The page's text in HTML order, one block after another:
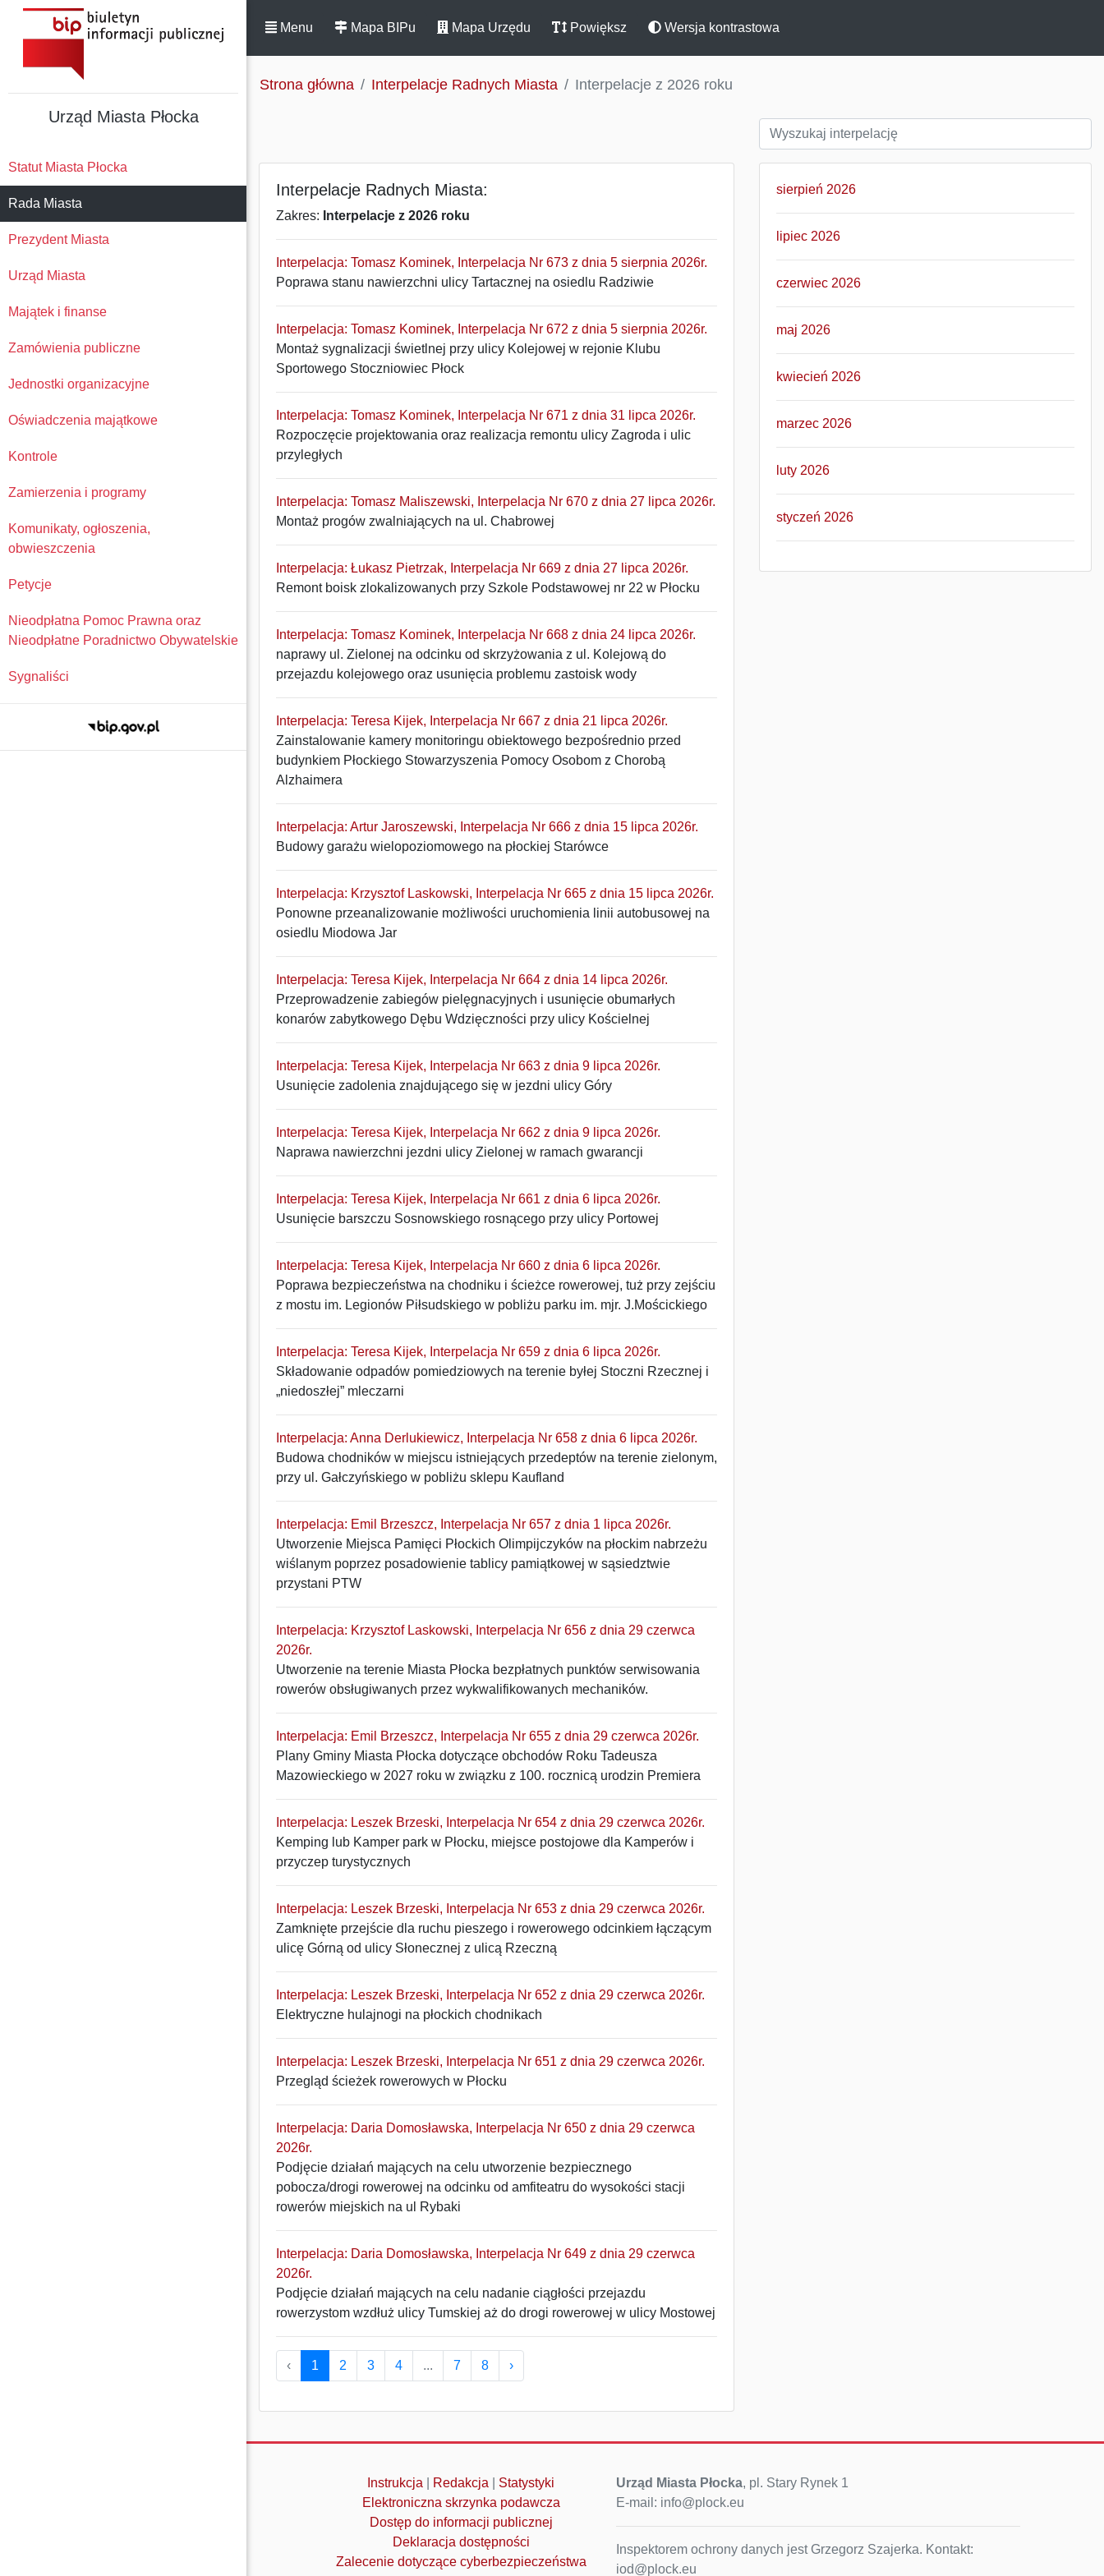
Urząd Miasta Płocka
Statut Miasta Płocka
Rada Miasta
Prezydent Miasta
Urząd Miasta
Majątek i finanse
Zamówienia publiczne
Jednostki organizacyjne
Oświadczenia majątkowe
Kontrole
Zamierzenia i programy
Komunikaty, ogłoszenia,
obwieszczenia
Petycje
Nieodpłatna Pomoc Prawna oraz
Nieodpłatne Poradnictwo Obywatelskie
Sygnaliści
Menu Mapa BIPu Mapa Urzędu Powiększ Wersja kontrastowa
Strona główna Interpelacje Radnych Miasta Interpelacje z 2026 roku
Interpelacje Radnych Miasta:
Zakres: Interpelacje z 2026 roku
Interpelacja: Tomasz Kominek, Interpelacja Nr 673 z dnia 5 sierpnia 2026r.
Poprawa stanu nawierzchni ulicy Tartacznej na osiedlu Radziwie
Interpelacja: Tomasz Kominek, Interpelacja Nr 672 z dnia 5 sierpnia 2026r.
Montaż sygnalizacji świetlnej przy ulicy Kolejowej w rejonie Klubu
Sportowego Stoczniowiec Płock
Interpelacja: Tomasz Kominek, Interpelacja Nr 671 z dnia 31 lipca 2026r.
Rozpoczęcie projektowania oraz realizacja remontu ulicy Zagroda i ulic
przyległych
Interpelacja: Tomasz Maliszewski, Interpelacja Nr 670 z dnia 27 lipca 2026r.
Montaż progów zwalniających na ul. Chabrowej
Interpelacja: Łukasz Pietrzak, Interpelacja Nr 669 z dnia 27 lipca 2026r.
Remont boisk zlokalizowanych przy Szkole Podstawowej nr 22 w Płocku
Interpelacja: Tomasz Kominek, Interpelacja Nr 668 z dnia 24 lipca 2026r.
naprawy ul. Zielonej na odcinku od skrzyżowania z ul. Kolejową do
przejazdu kolejowego oraz usunięcia problemu zastoisk wody
Interpelacja: Teresa Kijek, Interpelacja Nr 667 z dnia 21 lipca 2026r.
Zainstalowanie kamery monitoringu obiektowego bezpośrednio przed
budynkiem Płockiego Stowarzyszenia Pomocy Osobom z Chorobą
Alzhaimera
Interpelacja: Artur Jaroszewski, Interpelacja Nr 666 z dnia 15 lipca 2026r.
Budowy garażu wielopoziomowego na płockiej Starówce
Interpelacja: Krzysztof Laskowski, Interpelacja Nr 665 z dnia 15 lipca 2026r.
Ponowne przeanalizowanie możliwości uruchomienia linii autobusowej na
osiedlu Miodowa Jar
Interpelacja: Teresa Kijek, Interpelacja Nr 664 z dnia 14 lipca 2026r.
Przeprowadzenie zabiegów pielęgnacyjnych i usunięcie obumarłych
konarów zabytkowego Dębu Wdzięczności przy ulicy Kościelnej
Interpelacja: Teresa Kijek, Interpelacja Nr 663 z dnia 9 lipca 2026r.
Usunięcie zadolenia znajdującego się w jezdni ulicy Góry
Interpelacja: Teresa Kijek, Interpelacja Nr 662 z dnia 9 lipca 2026r.
Naprawa nawierzchni jezdni ulicy Zielonej w ramach gwarancji
Interpelacja: Teresa Kijek, Interpelacja Nr 661 z dnia 6 lipca 2026r.
Usunięcie barszczu Sosnowskiego rosnącego przy ulicy Portowej
Interpelacja: Teresa Kijek, Interpelacja Nr 660 z dnia 6 lipca 2026r.
Poprawa bezpieczeństwa na chodniku i ścieżce rowerowej, tuż przy zejściu
z mostu im. Legionów Piłsudskiego w pobliżu parku im. mjr. J.Mościckiego
Interpelacja: Teresa Kijek, Interpelacja Nr 659 z dnia 6 lipca 2026r.
Składowanie odpadów pomiedziowych na terenie byłej Stoczni Rzecznej i
„niedoszłej” mleczarni
Interpelacja: Anna Derlukiewicz, Interpelacja Nr 658 z dnia 6 lipca 2026r.
Budowa chodników w miejscu istniejących przedeptów na terenie zielonym,
przy ul. Gałczyńskiego w pobliżu sklepu Kaufland
Interpelacja: Emil Brzeszcz, Interpelacja Nr 657 z dnia 1 lipca 2026r.
Utworzenie Miejsca Pamięci Płockich Olimpijczyków na płockim nabrzeżu
wiślanym poprzez posadowienie tablicy pamiątkowej w sąsiedztwie
przystani PTW
Interpelacja: Krzysztof Laskowski, Interpelacja Nr 656 z dnia 29 czerwca
2026r.
Utworzenie na terenie Miasta Płocka bezpłatnych punktów serwisowania
rowerów obsługiwanych przez wykwalifikowanych mechaników.
Interpelacja: Emil Brzeszcz, Interpelacja Nr 655 z dnia 29 czerwca 2026r.
Plany Gminy Miasta Płocka dotyczące obchodów Roku Tadeusza
Mazowieckiego w 2027 roku w związku z 100. rocznicą urodzin Premiera
Interpelacja: Leszek Brzeski, Interpelacja Nr 654 z dnia 29 czerwca 2026r.
Kemping lub Kamper park w Płocku, miejsce postojowe dla Kamperów i
przyczep turystycznych
Interpelacja: Leszek Brzeski, Interpelacja Nr 653 z dnia 29 czerwca 2026r.
Zamknięte przejście dla ruchu pieszego i rowerowego odcinkiem łączącym
ulicę Górną od ulicy Słonecznej z ulicą Rzeczną
Interpelacja: Leszek Brzeski, Interpelacja Nr 652 z dnia 29 czerwca 2026r.
Elektryczne hulajnogi na płockich chodnikach
Interpelacja: Leszek Brzeski, Interpelacja Nr 651 z dnia 29 czerwca 2026r.
Przegląd ścieżek rowerowych w Płocku
Interpelacja: Daria Domosławska, Interpelacja Nr 650 z dnia 29 czerwca
2026r.
Podjęcie działań mających na celu utworzenie bezpiecznego
pobocza/drogi rowerowej na odcinku od amfiteatru do wysokości stacji
rowerów miejskich na ul Rybaki
Interpelacja: Daria Domosławska, Interpelacja Nr 649 z dnia 29 czerwca
2026r.
Podjęcie działań mających na celu nadanie ciągłości przejazdu
rowerzystom wzdłuż ulicy Tumskiej aż do drogi rowerowej w ulicy Mostowej
‹ 1 2 3 4 ... 7 8 ›
sierpień 2026
lipiec 2026
czerwiec 2026
maj 2026
kwiecień 2026
marzec 2026
luty 2026
styczeń 2026
Instrukcja Redakcja
Statystyki
Elektroniczna skrzynka podawcza
Dostęp do informacji publicznej
Deklaracja dostępności
Zalecenie dotyczące cyberbezpieczeństwa
Urząd Miasta Płocka, pl. Stary Rynek 1
E-mail: info@plock.eu
Inspektorem ochrony danych jest Grzegorz Szajerka. Kontakt:
iod@plock.eu